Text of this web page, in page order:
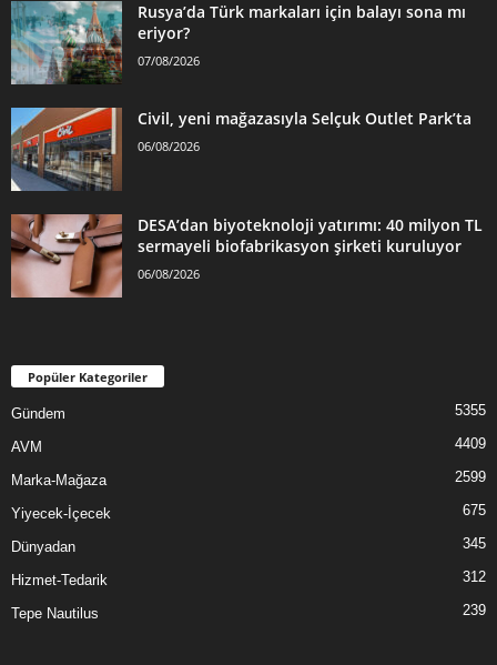
Rusya’da Türk markaları için balayı sona mı
eriyor?
07/08/2026
Civil, yeni mağazasıyla Selçuk Outlet Park’ta
06/08/2026
DESA’dan biyoteknoloji yatırımı: 40 milyon TL
sermayeli biofabrikasyon şirketi kuruluyor
06/08/2026
Popüler Kategoriler
Gündem 5355
AVM 4409
Marka-Mağaza 2599
Yiyecek-İçecek 675
Dünyadan 345
Hizmet-Tedarik 312
Tepe Nautilus 239